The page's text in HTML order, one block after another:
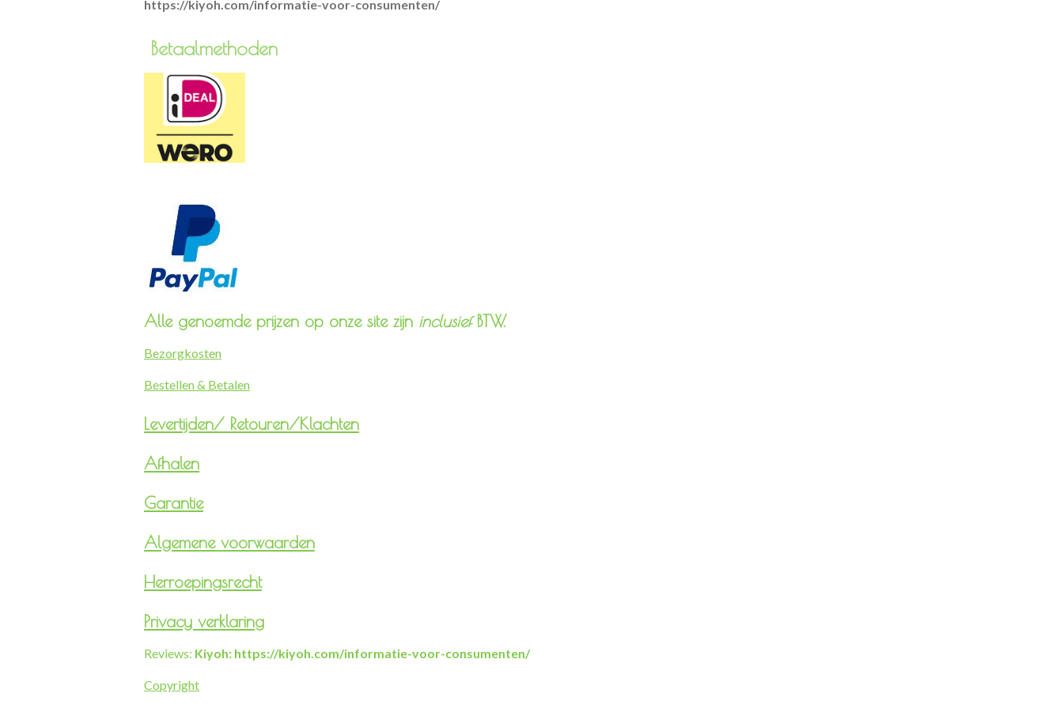
https://kiyoh.com/informatie-voor-consumenten/
Betaalmethoden
Alle genoemde prijzen op onze site zijn inclusiefBTW.
Bezorgkosten
Bestellen & Betalen
Levertijden/ Retouren/Klachten
Afhalen
Garantie
Algemene voorwaarden
Herroepingsrecht
Privacy verklaring
Reviews: Kiyoh: https://kiyoh.com/informatie-voor-consumenten/
Copyright